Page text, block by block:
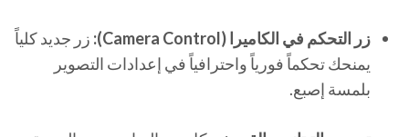
زر التحكم في الكاميرا (Camera Control):
زر جديد كلياً
يمنحك تحكماً فورياً واحترافياً في إعدادات التصوير
بلمسة إصبع.